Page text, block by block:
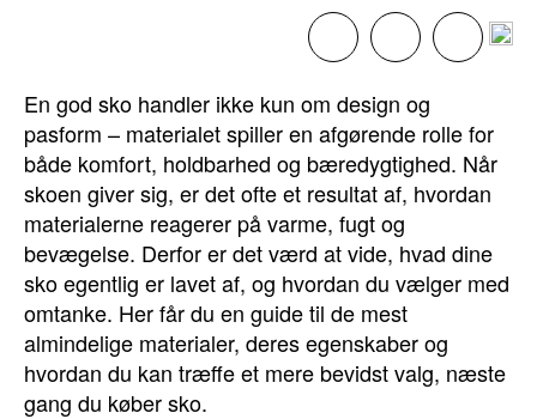
En god sko handler ikke kun om design og
pasform – materialet spiller en afgørende rolle for
både komfort, holdbarhed og bæredygtighed. Når
skoen giver sig, er det ofte et resultat af, hvordan
materialerne reagerer på varme, fugt og
bevægelse. Derfor er det værd at vide, hvad dine
sko egentlig er lavet af, og hvordan du vælger med
omtanke. Her får du en guide til de mest
almindelige materialer, deres egenskaber og
hvordan du kan træffe et mere bevidst valg, næste
gang du køber sko.